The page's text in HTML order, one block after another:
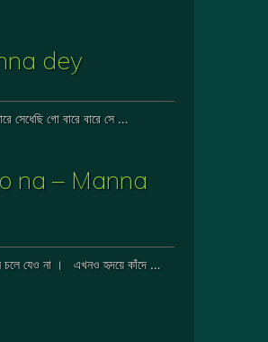
dey
সেধেছি গো বারে বারে সে …
na – Manna
চলে যেও না । এখনও হৃদয়ে কাঁদে …